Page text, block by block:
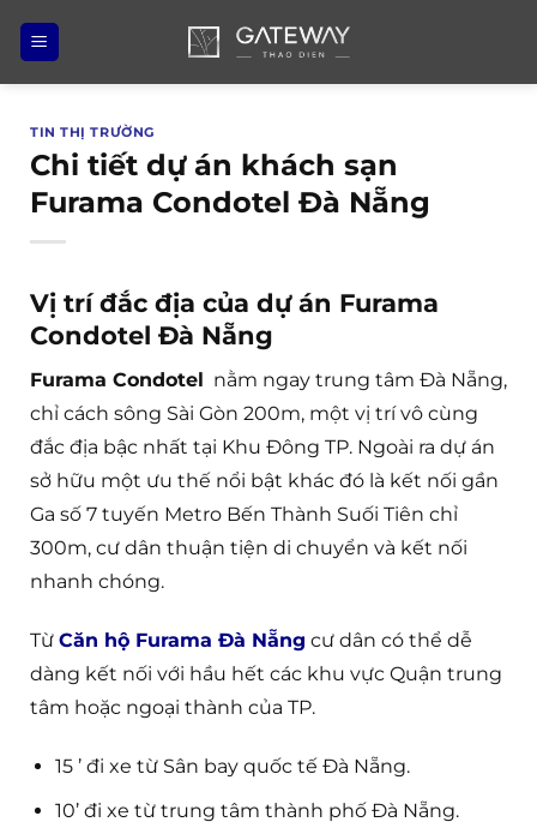
qua
nội
TIN THỊ TRƯỜNG
Chi tiết dự án khách sạn
Furama Condotel Đà Nẵng
Vị trí đắc địa của dự án Furama
Condotel Đà Nẵng
Furama Condotel nằm ngay trung tâm Đà Nẵng,
chỉ cách sông Sài Gòn 200m, một vị trí vô cùng
đắc địa bậc nhất tại Khu Đông TP. Ngoài ra dự án
sở hữu một ưu thế nổi bật khác đó là kết nối gần
Ga số 7 tuyến Metro Bến Thành Suối Tiên chỉ
300m, cư dân thuận tiện di chuyển và kết nối
nhanh chóng.
Từ Căn hộ Furama Đà Nẵng cư dân có thể dễ
dàng kết nối với hầu hết các khu vực Quận trung
tâm hoặc ngoại thành của TP.
15 ’ đi xe từ Sân bay quốc tế Đà Nẵng.
10’ đi xe từ trung tâm thành phố Đà Nẵng.